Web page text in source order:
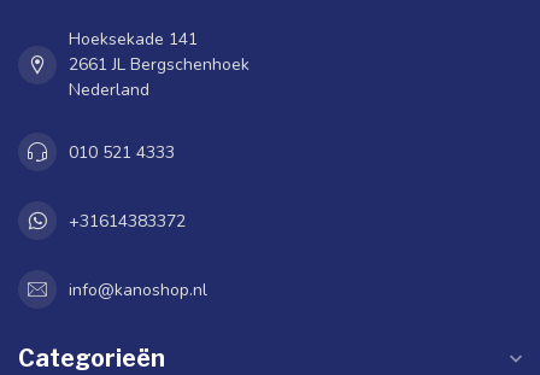
Hoeksekade 141
2661 JL Bergschenhoek
Nederland
010 521 4333
+31614383372
info@kanoshop.nl
Categorieën